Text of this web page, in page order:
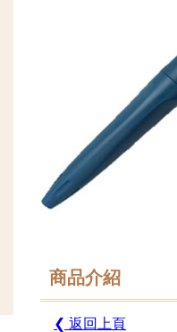
商品介紹
❮ 返回上頁